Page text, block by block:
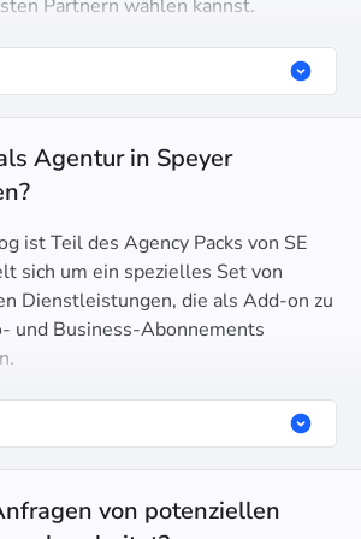
Partnern wählen kannst.
Agentur in Speyer
ist Teil des Agency Packs von SE
sich um ein spezielles Set von
Dienstleistungen, die als Add-on zu
und Business-Abonnements
von potenziellen